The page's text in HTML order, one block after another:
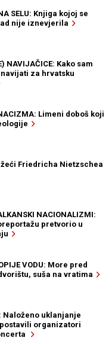
SELU: Knjiga kojoj se
nije iznevjerila
NAVIJAČICE: Kako sam
za hrvatsku
Limeni doboš koji
Friedricha Nietzschea
NACIONALIZMI:
pretvorio u
VODU: More pred
suša na vratima
Naloženo uklanjanje
organizatori